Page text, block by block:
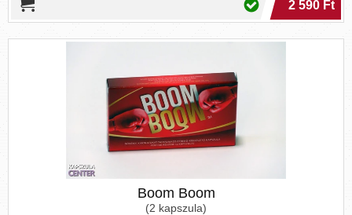
2 590 Ft
Boom Boom
(2 kapszula)